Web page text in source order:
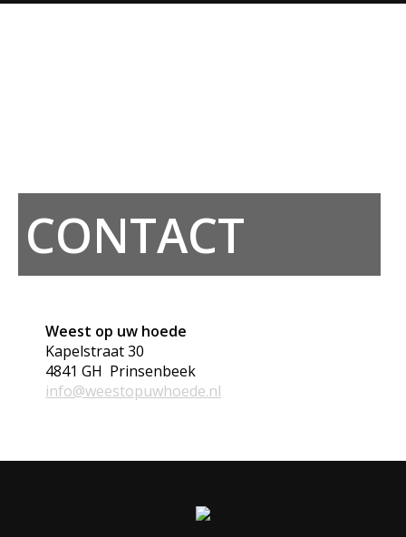
CONTACT
Weest op uw hoede
Kapelstraat 30
4841 GH Prinsenbeek
info@weestopuwhoede.nl